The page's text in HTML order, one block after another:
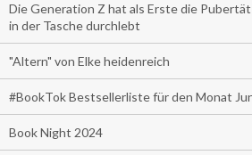
Die Generation Z hat als Erste die
in der Tasche durchlebt
"Altern" von Elke heidenreich
#BookTok Bestsellerliste für den Monat
Book Night 2024